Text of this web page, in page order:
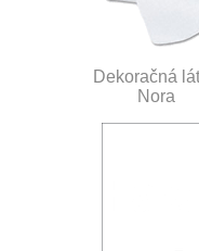
Dekoračná
Nora